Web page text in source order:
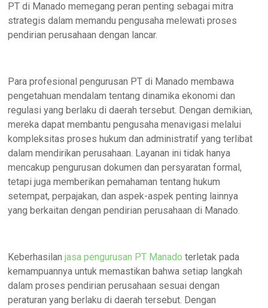
PT di Manado memegang peran penting sebagai mitra
strategis dalam memandu pengusaha melewati proses
pendirian perusahaan dengan lancar.
Para profesional pengurusan PT di Manado membawa
pengetahuan mendalam tentang dinamika ekonomi dan
regulasi yang berlaku di daerah tersebut. Dengan demikian,
mereka dapat membantu pengusaha menavigasi melalui
kompleksitas proses hukum dan administratif yang terlibat
dalam mendirikan perusahaan. Layanan ini tidak hanya
mencakup pengurusan dokumen dan persyaratan formal,
tetapi juga memberikan pemahaman tentang hukum
setempat, perpajakan, dan aspek-aspek penting lainnya
yang berkaitan dengan pendirian perusahaan di Manado.
Keberhasilanjasa pengurusan PT Manado terletak pada
kemampuannya untuk memastikan bahwa setiap langkah
dalam proses pendirian perusahaan sesuai dengan
peraturan yang berlaku di daerah tersebut. Dengan